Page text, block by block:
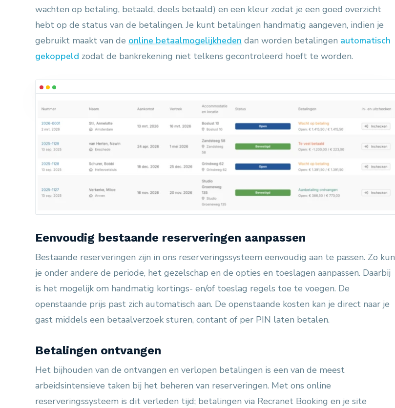
wachten op betaling, betaald, deels betaald) en een kleur zodat je een goed overzicht
hebt op de status van de betalingen. Je kunt betalingen handmatig aangeven, indien je
gebruikt maakt van de online betaalmogelijkheden dan worden betalingen automatisch
gekoppeld zodat de bankrekening niet telkens gecontroleerd hoeft te worden.
Eenvoudig bestaande reserveringen aanpassen
Bestaande reserveringen zijn in ons reserveringssysteem eenvoudig aan te passen. Zo kun
je onder andere de periode, het gezelschap en de opties en toeslagen aanpassen. Daarbij
is het mogelijk om handmatig kortings- en/of toeslag regels toe te voegen. De
openstaande prijs past zich automatisch aan. De openstaande kosten kan je direct naar je
gast middels een betaalverzoek sturen, contant of per PIN laten betalen.
Betalingen ontvangen
Het bijhouden van de ontvangen en verlopen betalingen is een van de meest
arbeidsintensieve taken bij het beheren van reserveringen. Met ons online
reserveringssysteem is dit verleden tijd; betalingen via Recranet Booking en je site